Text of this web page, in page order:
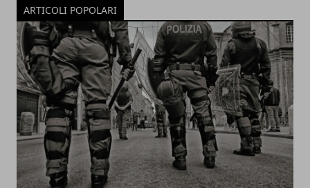
ARTICOLI POPOLARI